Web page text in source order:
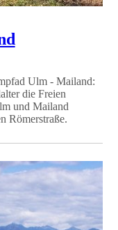
Ulm - Mailand:
die Freien
und Mailand
Römerstraße.